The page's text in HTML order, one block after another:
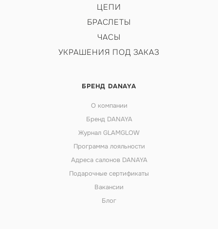
ЦЕПИ
БРАСЛЕТЫ
ЧАСЫ
УКРАШЕНИЯ ПОД ЗАКАЗ
БРЕНД DANAYA
О компании
Бренд DANAYA
Журнал GLAMGLOW
Программа лояльности
Адреса салонов DANAYA
Подарочные сертификаты
Вакансии
Блог